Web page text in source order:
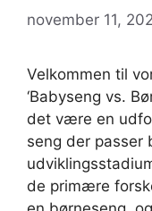
november 11,
Velkommen til
‘Babyseng vs.
det være en
seng der passer
de primære